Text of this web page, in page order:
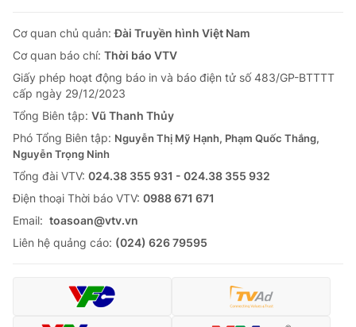
Cơ quan chủ quản:Đài Truyền hình Việt Nam
Cơ quan báo chí: Thời báo VTV
Giấy phép hoạt động báo in và báo điện tử số 483/GP-BTTTT
cấp ngày 29/12/2023
Tổng Biên tập: Vũ Thanh Thủy
Phó Tổng Biên tập: Nguyễn Thị Mỹ Hạnh, Phạm Quốc Thắng,
Nguyễn Trọng Ninh
Tổng đài VTV: 024.38 355 931 - 024.38 355 932
Ðiện thoại Thời báo VTV: 0988 671 671
Email: toasoan@vtv.vn
Liên hệ quảng cáo: (024) 626 79595